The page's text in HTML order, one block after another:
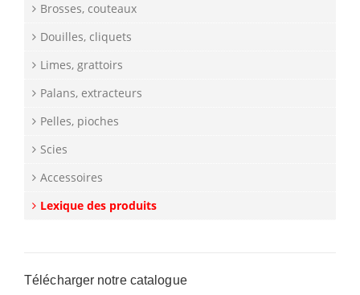
Brosses, couteaux
Douilles, cliquets
Limes, grattoirs
Palans, extracteurs
Pelles, pioches
Scies
Accessoires
Lexique des produits
Télécharger notre catalogue